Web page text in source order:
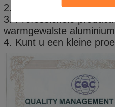
2. Snelle levertijd,
3. Professionele
warmgewalste
4. Kunt u een kleine